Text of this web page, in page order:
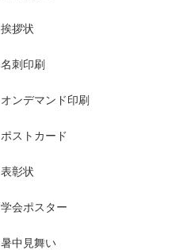
挨拶状
名刺印刷
オンデマンド印刷
ポストカード
表彰状
学会ポスター
暑中見舞い